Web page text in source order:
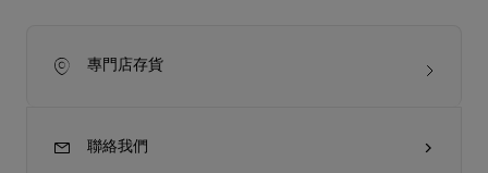
專門店存貨
聯絡我們